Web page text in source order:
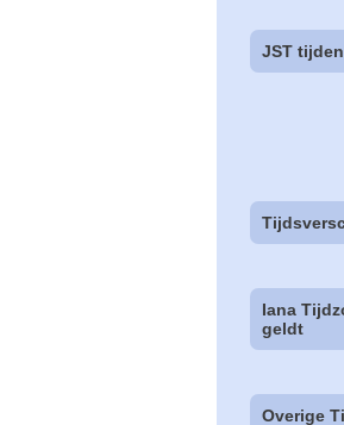
JST tijden
Iana
geldt
Overige